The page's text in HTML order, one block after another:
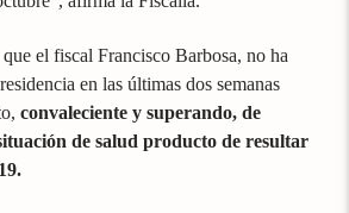
el fiscal Francisco Barbosa, no ha
en las últimas dos semanas
convaleciente y superando, de
de salud producto de resultar